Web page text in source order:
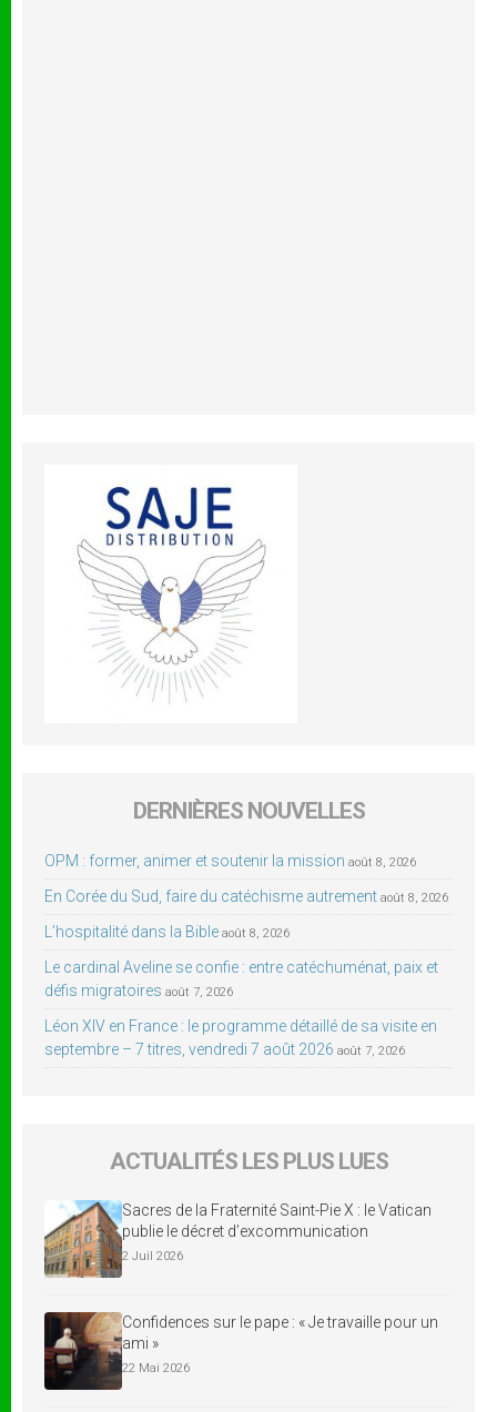
DERNIÈRES NOUVELLES
OPM : former, animer et soutenir la mission août 8, 2026
En Corée du Sud, faire du catéchisme autrement août 8, 2026
L’hospitalité dans la Bible août 8, 2026
Le cardinal Aveline se confie : entre catéchuménat, paix et
défis migratoires août 7, 2026
Léon XIV en France : le programme détaillé de sa visite en
septembre – 7 titres, vendredi 7 août 2026 août 7, 2026
ACTUALITÉS LES PLUS LUES
Sacres de la Fraternité Saint-Pie X : le Vatican
publie le décret d’excommunication
2 Juil 2026
Confidences sur le pape : « Je travaille pour un
ami »
22 Mai 2026